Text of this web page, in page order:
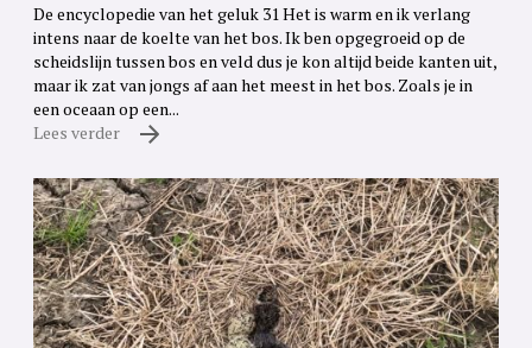
De encyclopedie van het geluk 31 Het is warm en ik verlang
intens naar de koelte van het bos. Ik ben opgegroeid op de
scheidslijn tussen bos en veld dus je kon altijd beide kanten uit,
maar ik zat van jongs af aan het meest in het bos. Zoals je in
een oceaan op een...
Lees verder